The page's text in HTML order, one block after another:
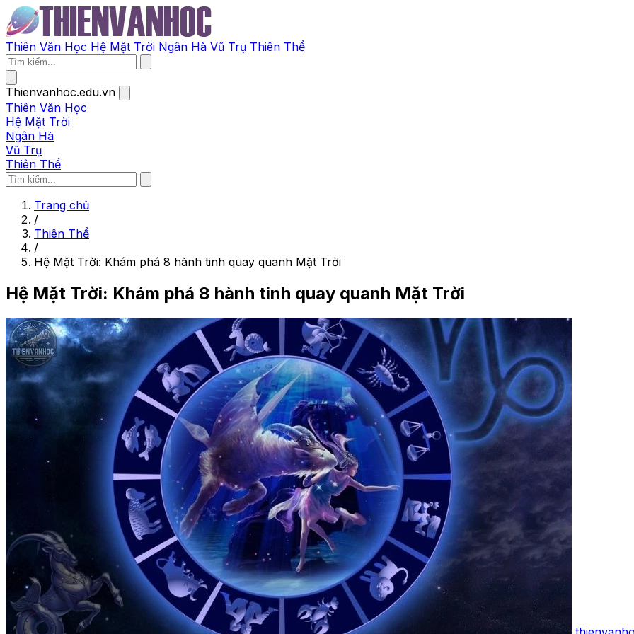
Thiên Văn Học Hệ Mặt Trời Ngân Hà Vũ Trụ Thiên Thể
Thienvanhoc.edu.vn
Thiên Văn Học
Hệ Mặt Trời
Ngân Hà
Vũ Trụ
Thiên Thể
Trang chủ
/
Thiên Thể
/
Hệ Mặt Trời: Khám phá 8 hành tinh quay quanh Mặt Trời
Hệ Mặt Trời: Khám phá 8 hành tinh quay quanh Mặt Trời